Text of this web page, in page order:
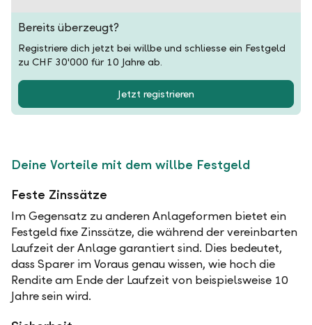
Bereits überzeugt?
Registriere dich jetzt bei willbe und schliesse ein Festgeld
zu CHF 30'000 für 10 Jahre ab.
Jetzt registrieren
Deine Vorteile mit dem willbe Festgeld
Feste Zinssätze
Im Gegensatz zu anderen Anlageformen bietet ein
Festgeld fixe Zinssätze, die während der vereinbarten
Laufzeit der Anlage garantiert sind. Dies bedeutet,
dass Sparer im Voraus genau wissen, wie hoch die
Rendite am Ende der Laufzeit von beispielsweise 10
Jahre sein wird.